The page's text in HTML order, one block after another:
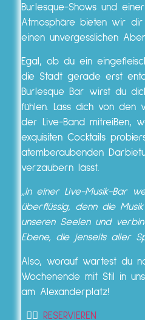
Burlesque-Shows und
Atmosphäre bieten wir
einen unvergesslichen
Egal, ob du ein
die Stadt gerade erst
Burlesque Bar wirst du
fühlen. Lass dich von den
der Live-Band mitreißen,
exquisiten Cocktails
atemberaubenden
verzaubern lässt.
„In einer Live-Musik-Bar
überflüssig, denn die
unseren Seelen und
Ebene, die jenseits aller
Also, worauf wartest du
Wochenende mit Stil in
am Alexanderplatz!
👉🏼 RESERVIEREN